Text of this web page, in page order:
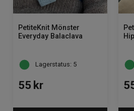
PetiteKnit Mönster
Everyday Balaclava
Lagerstatus: 5
55 kr